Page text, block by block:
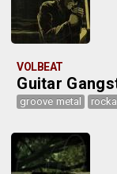
VOLBEAT
Guitar
groove metal